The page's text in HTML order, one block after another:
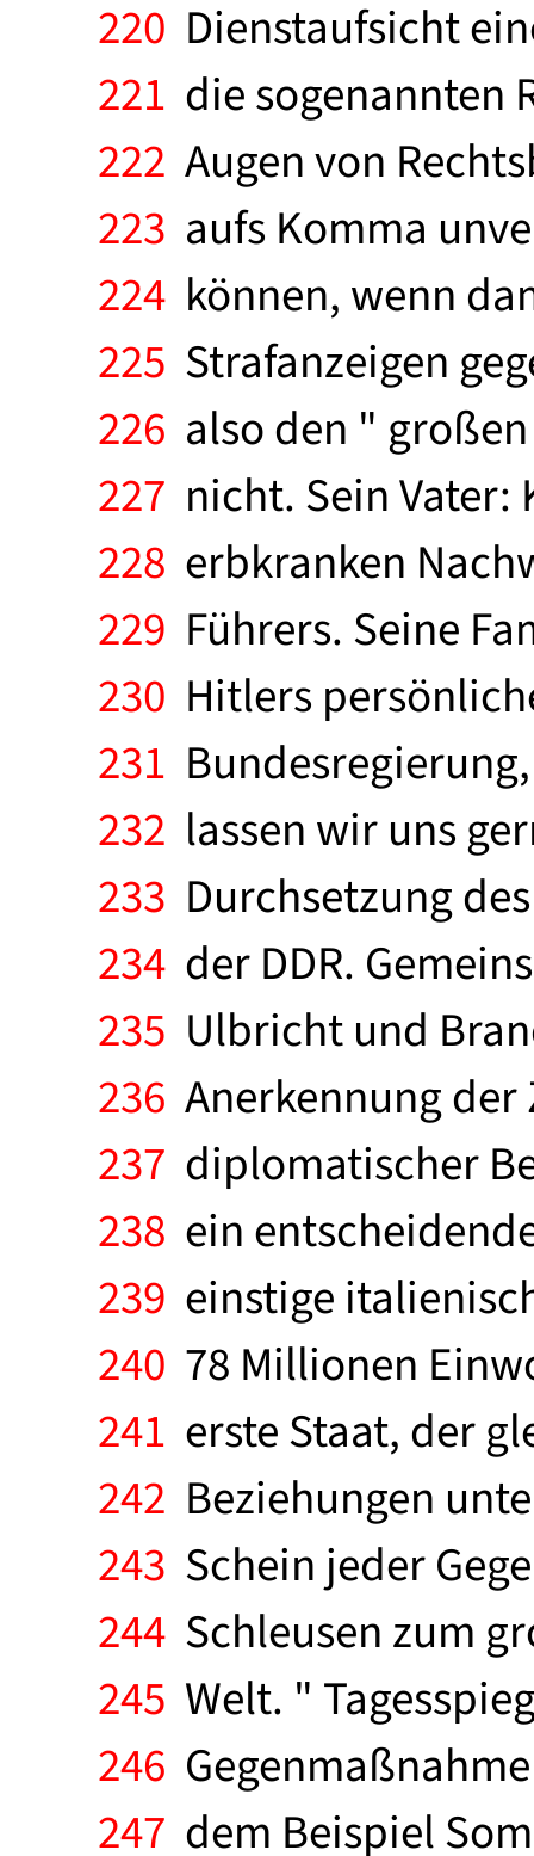
220 Dienstaufsicht
221 die sogenannten
222 Augen von
223 aufs Komma
224 können, wenn
225 Strafanzeigen
226 also den "
227 nicht. Sein Vater:
228 erbkranken
229 Führers. Seine
230 Hitlers
231
232 lassen wir uns
233 Durchsetzung
234 der DDR.
235 Ulbricht und
236 Anerkennung
237 diplomatischer
238 ein
239 einstige
240 78 Millionen
241 erste Staat, der
242 Beziehungen
243 Schein jeder
244 Schleusen zum
245 Welt. "
246
247 dem Beispiel